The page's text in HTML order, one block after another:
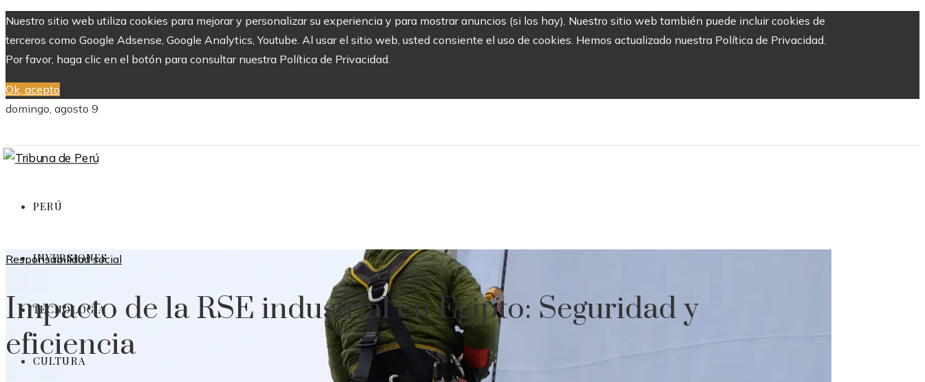
Nuestro sitio web utiliza cookies para mejorar y personalizar su experiencia y para mostrar anuncios (si los hay). Nuestro sitio web también puede incluir cookies de
terceros como Google Adsense, Google Analytics, Youtube. Al usar el sitio web, usted consiente el uso de cookies. Hemos actualizado nuestra Política de Privacidad.
Por favor, haga clic en el botón para consultar nuestra Política de Privacidad.
Ok, acepto
domingo, agosto 9
PERÚ
INVERSIONES
TECNOLOGÍA
CULTURA
Responsabilidad social
Impacto de la RSE industrial en Egipto: Seguridad y
eficiencia